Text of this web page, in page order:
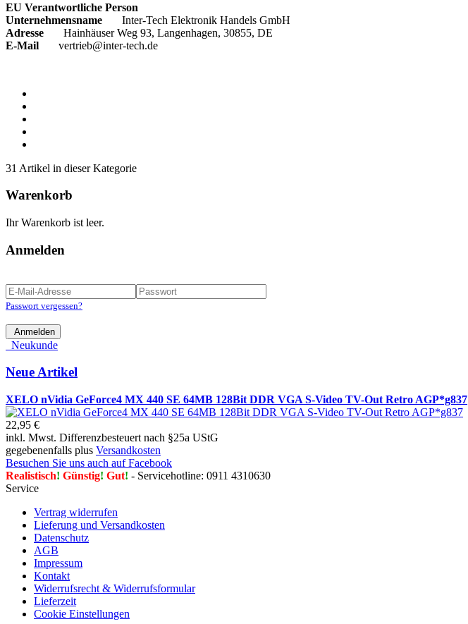
EU Verantwortliche Person
Unternehmensname Inter-Tech Elektronik Handels GmbH
Adresse Hainhäuser Weg 93, Langenhagen, 30855, DE
E-Mail
vertrieb@inter-tech.de
31 Artikel in dieser Kategorie
Warenkorb
Ihr Warenkorb ist leer.
Anmelden
Passwort vergessen?
Anmelden
Neukunde
Neue Artikel
XELO nVidia GeForce4 MX 440 SE 64MB 128Bit DDR VGA S-Video TV-Out Retro AGP*g837
22,95 €
inkl. Mwst. Differenzbesteuert nach §25a UStG
gegebenenfalls plus Versandkosten
Besuchen Sie uns auch auf Facebook
Realistisch! Günstig! Gut! - Servicehotline: 0911 4310630
Service
Vertrag widerrufen
Lieferung und Versandkosten
Datenschutz
AGB
Impressum
Kontakt
Widerrufsrecht & Widerrufsformular
Lieferzeit
Cookie Einstellungen